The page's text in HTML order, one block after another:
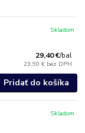
29,40 €/bal
23,90 € bez DPH
Skladom
Pridať do košíka
Skladom